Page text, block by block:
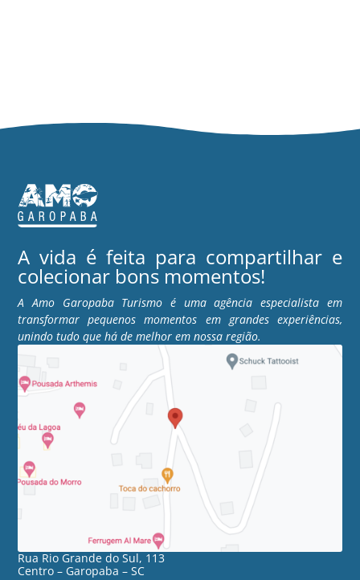
A vida é feita para compartilhar e
colecionar bons momentos!
A Amo Garopaba Turismo é uma agência especialista em
transformar pequenos momentos em grandes experiências,
unindo tudo que há de melhor em nossa região.
Rua Rio Grande do Sul, 113
Centro – Garopaba – SC